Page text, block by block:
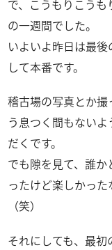
で、こうもりこう
の一週間でした。
いよいよ昨日は最
して本番です。
稽古場の写真とか
う息つく間もない
だくです。
でも隙を見て、誰
ったけど楽しかっ
（笑）
それにしても、最